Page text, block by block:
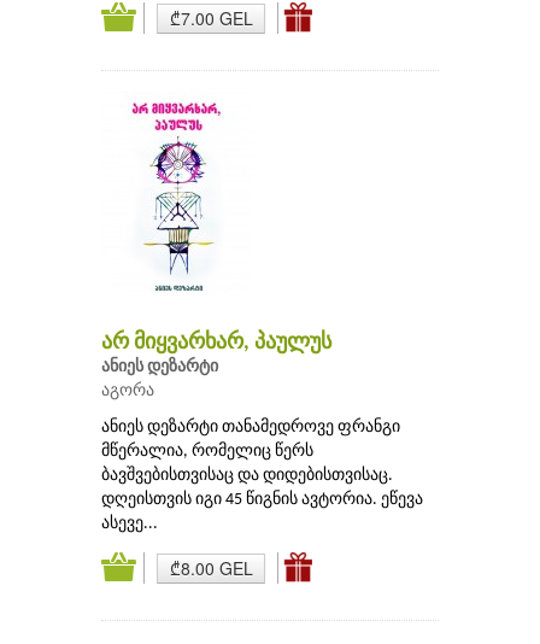
₾7.00 GEL
არ მიყვარხარ, პაულუს
ანიეს დეზარტი
აგორა
ანიეს დეზარტი თანამედროვე ფრანგი
მწერალია, რომელიც წერს
ბავშვებისთვისაც და დიდებისთვისაც.
დღეისთვის იგი 45 წიგნის ავტორია. ეწევა
ასევე...
₾8.00 GEL